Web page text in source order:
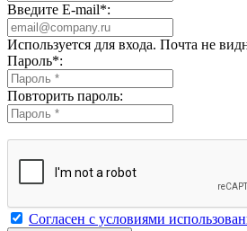
Введите E-mail*:
Используется для входа. Почта не
Пароль*:
Повторить пароль:
Согласен с условиями